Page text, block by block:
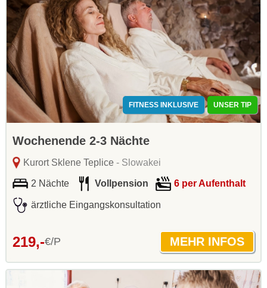
FITNESS INKLUSIVE UNSER TIP
Wochenende 2-3 Nächte
Kurort Sklene Teplice- Slowakei
2 Nächte Vollpension 6 per Aufenthalt
ärztliche Eingangskonsultation
219,-€/P